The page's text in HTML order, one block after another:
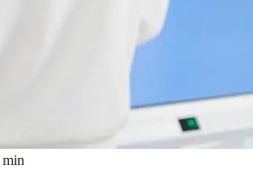
min